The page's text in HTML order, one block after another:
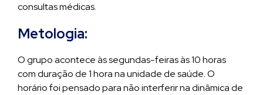
consultas médicas.
Metologia:
O grupo acontece às segundas-feiras às 10 horas
com duração de 1 hora na unidade de saúde. O
horário foi pensado para não interferir na dinâmica de